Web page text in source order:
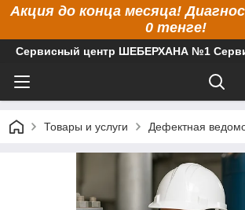
Акция до конца месяца!
0 тенге!
Сервисный центр ШЕБЕРХАНА №1
Товары и услуги Дефектная